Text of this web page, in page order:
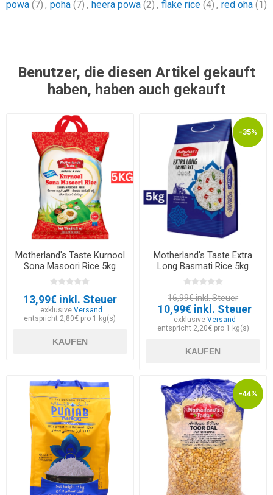
powa (7) , poha (7) , heera powa (2) , flake rice (4) , red oha (1)
Benutzer, die diesen Artikel gekauft
haben, haben auch gekauft
Motherland's Taste Kurnool
Sona Masoori Rice 5kg
13,99€ inkl. Steuer
exklusiveVersand
entspricht 2,80€ pro 1 kg(s)
KAUFEN
-35%
Motherland's Taste Extra
Long Basmati Rice 5kg
16,99€ inkl. Steuer
10,99€ inkl. Steuer
exklusive Versand
entspricht 2,20€ pro 1 kg(s)
KAUFEN
-44%